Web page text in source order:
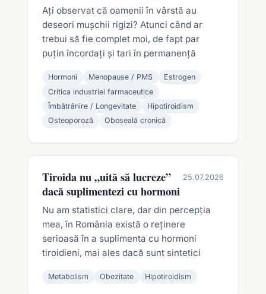
Ați observat că oamenii în vârstă au
deseori mușchii rigizi? Atunci când ar
trebui să fie complet moi, de fapt par
puțin încordați și tari în permanență
Hormoni Menopause / PMS
Estrogen
Critica industriei farmaceutice
Îmbătrânire / Longevitate
Hipotiroidism
Osteoporoză
Oboseală cronică
Tiroida nu „uită să lucreze”
dacă suplimentezi cu hormoni
25.07.2026
Nu am statistici clare, dar din percepția
mea, în România există o reținere
serioasă în a suplimenta cu hormoni
tiroidieni, mai ales dacă sunt sintetici
Metabolism Obezitate Hipotiroidism